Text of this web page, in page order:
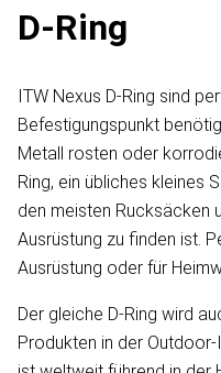
D-Ring
ITW Nexus D-Ring sind
Befestigungspunkt
Metall rosten oder
Ring, ein übliches kleines
den meisten Rucksäcken
Ausrüstung zu finden ist.
Ausrüstung oder für
Der gleiche D-Ring wird
Produkten in der